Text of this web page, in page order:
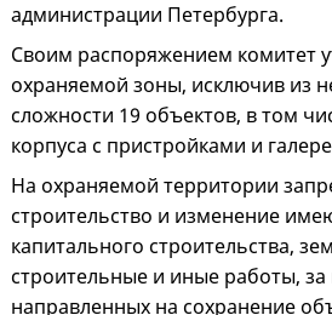
администрации Петербурга.
Своим распоряжением комитет
охраняемой зоны, исключив из
сложности 19 объектов, в том
корпуса с пристройками и
На охраняемой территории
строительство и изменение
капитального строительства,
строительные и иные работы,
направленных на сохранение